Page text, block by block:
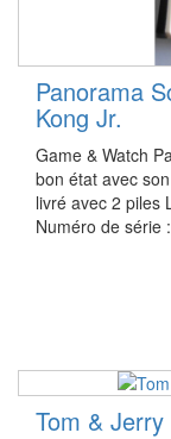
Panorama
Kong Jr.
Game & Watch
bon état avec
livré avec 2 piles
Numéro de série
Tom &